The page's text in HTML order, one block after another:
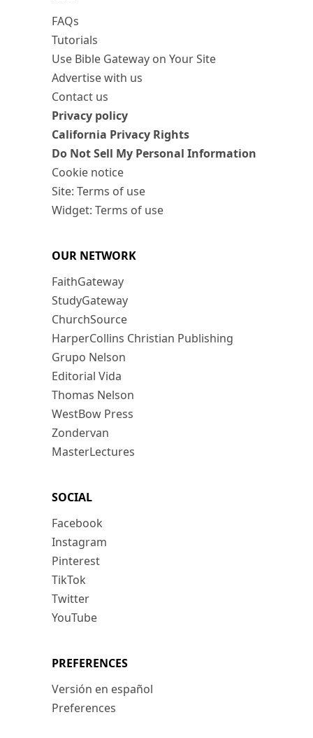
FAQs
Tutorials
Use Bible Gateway on Your Site
Advertise with us
Contact us
Privacy policy
California Privacy Rights
Do Not Sell My Personal Information
Cookie notice
Site: Terms of use
Widget: Terms of use
OUR NETWORK
FaithGateway
StudyGateway
ChurchSource
HarperCollins Christian Publishing
Grupo Nelson
Editorial Vida
Thomas Nelson
WestBow Press
Zondervan
MasterLectures
SOCIAL
Facebook
Instagram
Pinterest
TikTok
Twitter
YouTube
PREFERENCES
Versión en español
Preferences